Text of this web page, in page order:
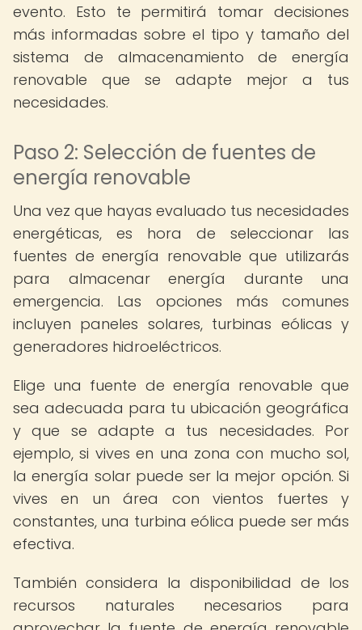
evento. Esto te permitirá tomar decisiones
más informadas sobre el tipo y tamaño del
sistema de almacenamiento de energía
renovable que se adapte mejor a tus
necesidades.
Paso 2: Selección de fuentes de
energía renovable
Una vez que hayas evaluado tus necesidades
energéticas, es hora de seleccionar las
fuentes de energía renovable que utilizarás
para almacenar energía durante una
emergencia. Las opciones más comunes
incluyen paneles solares, turbinas eólicas y
generadores hidroeléctricos.
Elige una fuente de energía renovable que
sea adecuada para tu ubicación geográfica
y que se adapte a tus necesidades. Por
ejemplo, si vives en una zona con mucho sol,
la energía solar puede ser la mejor opción. Si
vives en un área con vientos fuertes y
constantes, una turbina eólica puede ser más
efectiva.
También considera la disponibilidad de los
recursos naturales necesarios para